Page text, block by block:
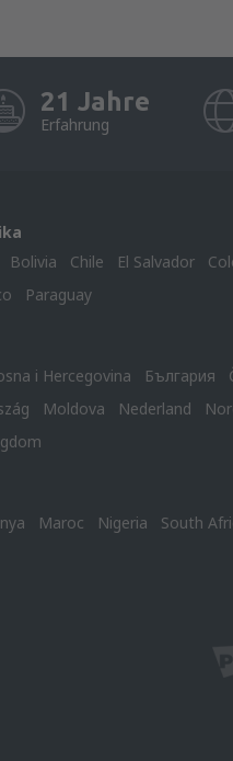
21 Jahre
Erfahrung
Bolivia Chile El Salvador
Paraguay
i Hercegovina България
Moldova Nederland
Maroc Nigeria South